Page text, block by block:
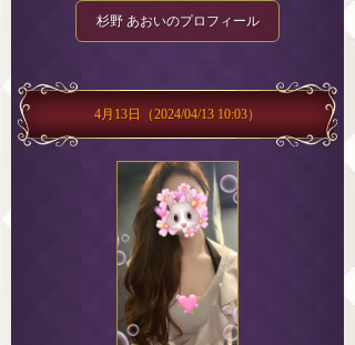
杉野 あおいのプロフィール
4月13日 （2024/04/13 10:03）